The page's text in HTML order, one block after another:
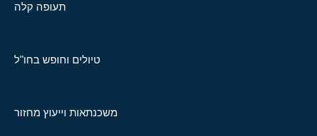
תעופה קלה
טיולים וחופש בחו"ל
משכנתאות וייעוץ מחזור